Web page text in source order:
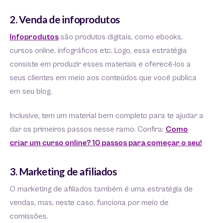
2. Venda de infoprodutos
Infoprodutos são produtos digitais, como ebooks,
cursos online, infográficos etc. Logo, essa estratégia
consiste em produzir esses materiais e oferecê-los a
seus clientes em meio aos conteúdos que você publica
em seu blog.
Inclusive, tem um material bem completo para te ajudar a
dar os primeiros passos nesse ramo. Confira: Como
criar um curso online? 10 passos para começar o seu!
3. Marketing de afiliados
O marketing de afiliados também é uma estratégia de
vendas, mas, neste caso, funciona por meio de
comissões.